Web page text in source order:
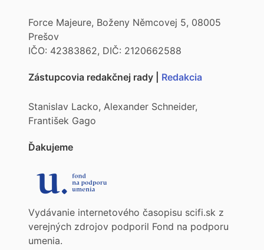
Force Majeure, Boženy Němcovej 5, 08005
Prešov
IČO: 42383862, DIČ: 2120662588
Zástupcovia redakčnej rady | Redakcia
Stanislav Lacko, Alexander Schneider,
František Gago
Ďakujeme
Vydávanie internetového časopisu scifi.sk z
verejných zdrojov podporil Fond na podporu
umenia.